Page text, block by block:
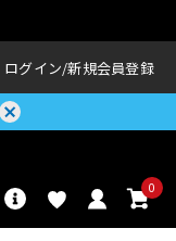
ログイン 新規会員登録
0